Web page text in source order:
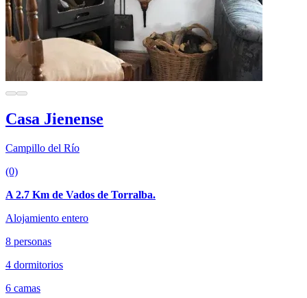
Casa Jienense
Campillo del Río
(0)
A 2.7 Km de Vados de Torralba.
Alojamiento entero
8 personas
4 dormitorios
6 camas